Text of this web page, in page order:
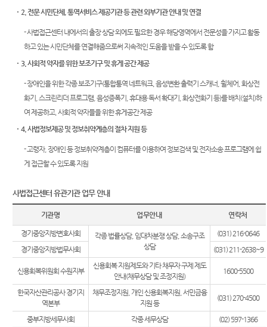
시는길
첨부서
류
록열람
복사예
패방지)
관련 제
2. 전문 시민단체, 통역서비스 제공기관 등 관련 외부기관 안내 및 연결
- 사법접근센터 내에서의 출장 상담 외에도 필요한 경우 해당영역에서 전문성을 가지고 활동
하고 있는 시민단체를 연결해줌으로써 지속적인 도움을 받을 수 있도록 함
3. 사회적 약자를 위한 보조기구 및 휴게 공간 제공
- 장애인을 위한 각종 보조기구(통합통역 네트워크, 음성변환 출력기 스캐너, 휠체어, 화상전
화기, 스크린리더 프로그램, 음성증폭기, 휴대용 독서 확대기, 화상전화기 등)를 배치(설치)하
여 제공하고, 사회적 약자들을 위한 휴게공간 제공
4. 사법정보제공 및 정보취약계층의 절차 지원 등
- 고령자, 장애인 등 정보취약계층이 컴퓨터를 이용하여 정보검색 및 전자소송 프로그램에 쉽
게 접근할 수 있도록 지원
사법접근센터 유관기관 업무 안내
기관명 업무안내 연락처
경기중앙지방변호사회
각종 법률상담, 임대차분쟁 상담, 소송구조
상담
(031) 216-0646
경기중앙지방법무사회
(031) 211-2638~9
신용회복위원회 수원지부
신용회복 지원제도와 기타 채무자 구제 제도
안내(채무상담 및 조정지원)
1600-5500
한국자산관리공사 경기지
역본부
채무조정지원, 개인 신용회복지원, 서민금융
지원 등
(031) 270-4500
중부지방세무사회 각종 세무상담 (02) 597-1366